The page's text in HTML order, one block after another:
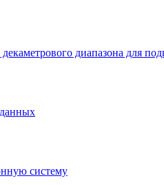
диапазона для
систему